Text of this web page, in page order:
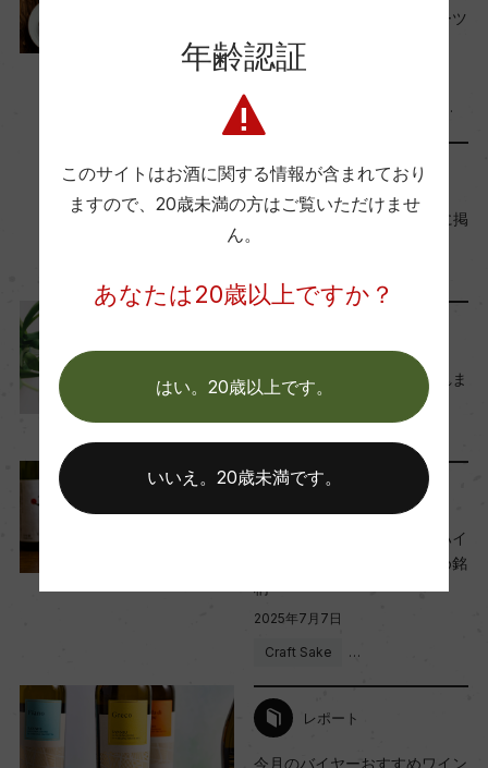
意外と合う！ケーキ＆スイーツ
に合う日本酒
2025年10月17日
…
メディア・受賞情報
月刊『たる』2025年9月号に掲
『グルメWatch』に掲載されま
スタッフのつぶやき
日本酒の炭酸割り『日本酒ハイ
ボール』の作り方・おすすめ銘
柄
2025年7月7日
Craft Sake …
レポート
今月のバイヤーおすすめワイン
年齢認証
このサイトはお酒に関する情報が含まれており
ますので、 20歳未満の方はご覧いただけませ
ん。
あなたは20歳以上ですか？
はい。20歳以上です。
いいえ。20歳未満です。